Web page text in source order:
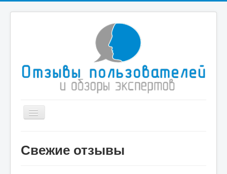
Toggle
Navigation
Иммиграционные услуги
Свежие отзывы